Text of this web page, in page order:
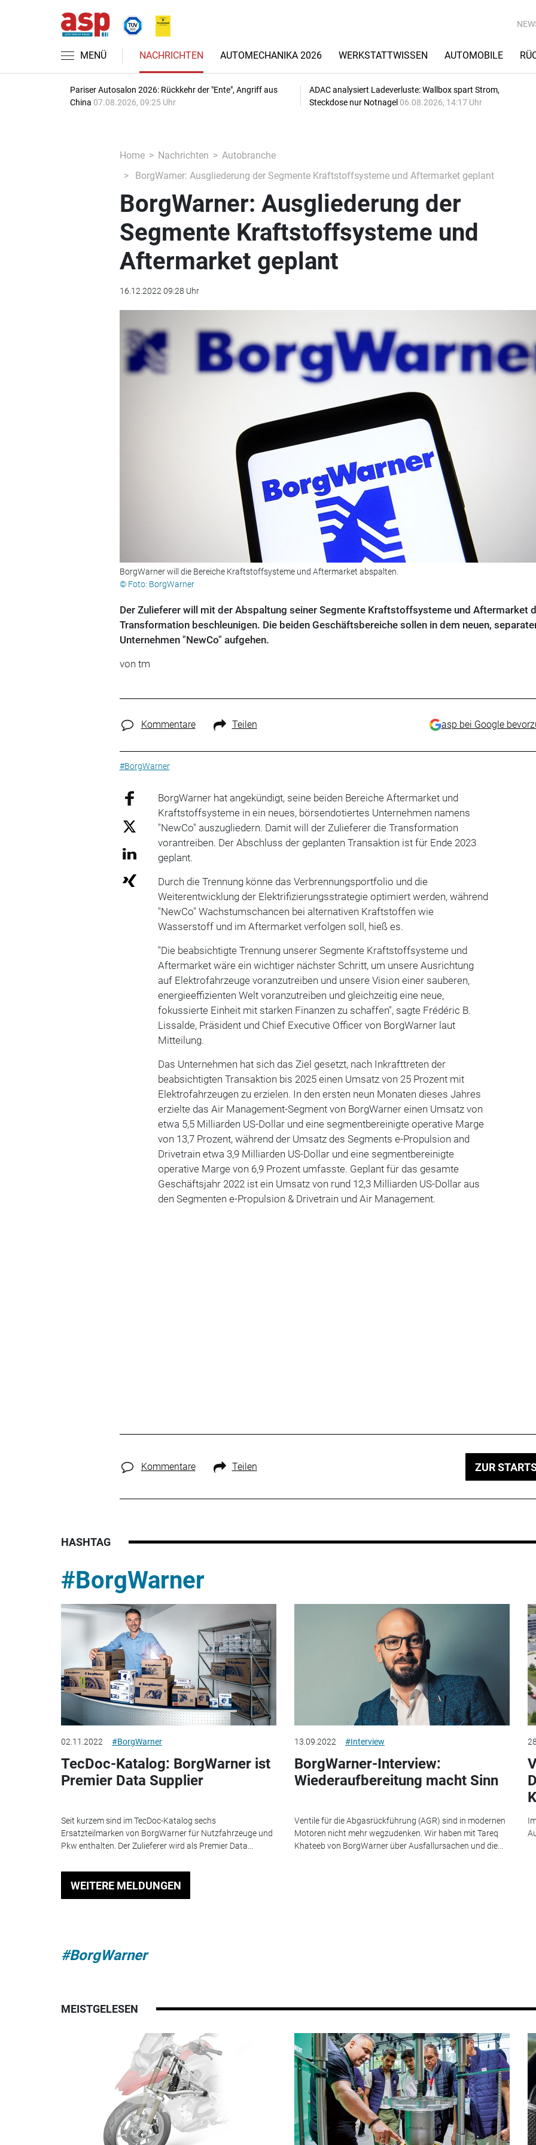
MENÜ NACHRICHTEN AUTOMECHANIKA 2026 WERKSTATTWISSEN AUTOMOBILE
Pariser Autosalon 2026: Rückkehr der "Ente", Angriff aus
China 07.08.2026, 09:25 Uhr
ADAC analysiert Ladeverluste: Wallbox spart Strom,
Steckdose nur Notnagel 06.08.2026, 14:17 Uhr
Home Nachrichten
Autobranche
BorgWarner: Ausgliederung der Segmente Kraftstoffsysteme und Aftermarket geplant
BorgWarner: Ausgliederung der
Segmente Kraftstoffsysteme und
Aftermarket geplant
16.12.2022 09:28 Uhr
BorgWarner will die Bereiche Kraftstoffsysteme und Aftermarket abspalten.
© Foto: BorgWarner
Der Zulieferer will mit der Abspaltung seiner Segmente Kraftstoffsysteme und Aftermarket
Transformation beschleunigen. Die beiden Geschäftsbereiche sollen in dem neuen,
Unternehmen "NewCo" aufgehen.
von tm
Kommentare Teilen asp bei Google
#BorgWarner
BorgWarner hat angekündigt, seine beiden Bereiche Aftermarket und
Kraftstoffsysteme in ein neues, börsendotiertes Unternehmen namens
"NewCo" auszugliedern. Damit will der Zulieferer die Transformation
vorantreiben. Der Abschluss der geplanten Transaktion ist für Ende 2023
geplant.
Durch die Trennung könne das Verbrennungsportfolio und die
Weiterentwicklung der Elektrifizierungsstrategie optimiert werden, während
"NewCo" Wachstumschancen bei alternativen Kraftstoffen wie
Wasserstoff und im Aftermarket verfolgen soll, hieß es.
"Die beabsichtigte Trennung unserer Segmente Kraftstoffsysteme und
Aftermarket wäre ein wichtiger nächster Schritt, um unsere Ausrichtung
auf Elektrofahrzeuge voranzutreiben und unsere Vision einer sauberen,
energieeffizienten Welt voranzutreiben und gleichzeitig eine neue,
fokussierte Einheit mit starken Finanzen zu schaffen", sagte Frédéric B.
Lissalde, Präsident und Chief Executive Officer von BorgWarner laut
Mitteilung.
Das Unternehmen hat sich das Ziel gesetzt, nach Inkrafttreten der
beabsichtigten Transaktion bis 2025 einen Umsatz von 25 Prozent mit
Elektrofahrzeugen zu erzielen. In den ersten neun Monaten dieses Jahres
erzielte das Air Management-Segment von BorgWarner einen Umsatz von
etwa 5,5 Milliarden US-Dollar und eine segmentbereinigte operative Marge
von 13,7 Prozent, während der Umsatz des Segments e-Propulsion and
Drivetrain etwa 3,9 Milliarden US-Dollar und eine segmentbereinigte
operative Marge von 6,9 Prozent umfasste. Geplant für das gesamte
Geschäftsjahr 2022 ist ein Umsatz von rund 12,3 Milliarden US-Dollar aus
den Segmenten e-Propulsion & Drivetrain und Air Management.
Kommentare Teilen ZUR
HASHTAG
#BorgWarner
02.11.2022 #BorgWarner
TecDoc-Katalog: BorgWarner ist
Premier Data Supplier
Seit kurzem sind im TecDoc-Katalog sechs
Ersatzteilmarken von BorgWarner für Nutzfahrzeuge und
Pkw enthalten. Der Zulieferer wird als Premier Data...
13.09.2022 #Interview
BorgWarner-Interview:
Wiederaufbereitung macht Sinn
Ventile für die Abgasrückführung (AGR) sind in modernen
Motoren nicht mehr wegzudenken. Wir haben mit Tareq
Khateeb von BorgWarner über Ausfallursachen und die...
WEITERE MELDUNGEN
#BorgWarner
MEISTGELESEN